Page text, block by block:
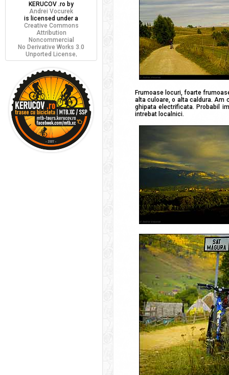
Frumoase locuri, foarte
alta culoare, o alta caldura. Am
ghipata electrificata. Probabil
intrebat localnici.
KERUCOV .ro by
Andrei Vocurek
is licensed under a
Creative Commons
Attribution
Noncommercial
No Derivative Works 3.0
Unported License.